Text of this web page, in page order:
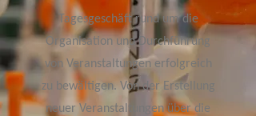
Tagesgeschäft rund um die
Organisation und Durchführung
von Veranstaltungen erfolgreich
zu bewältigen. Von der Erstellung
neuer Veranstaltungen über die